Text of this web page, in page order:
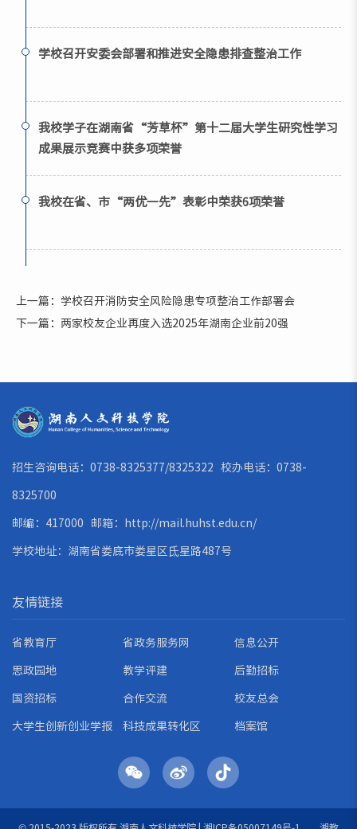
学校召开安委会部署和推进安全隐患排查整治工作
我校学子在湖南省“芳草杯”第十二届大学生研究性学习
成果展示竞赛中获多项荣誉
我校在省、市“两优一先”表彰中荣获6项荣誉
上一篇：学校召开消防安全风险隐患专项整治工作部署会
下一篇：两家校友企业再度入选2025年湖南企业前20强
招生咨询电话：0738-8325377/8325322 校办电话：0738-
8325700
邮编：417000 邮箱： http://mail.huhst.edu.cn/
学校地址：湖南省娄底市娄星区氐星路487号
友情链接
省教育厅 省政务服务网 信息公开
思政园地 教学评建 后勤招标
国资招标 合作交流 校友总会
大学生创新创业学报 科技成果转化区 档案馆